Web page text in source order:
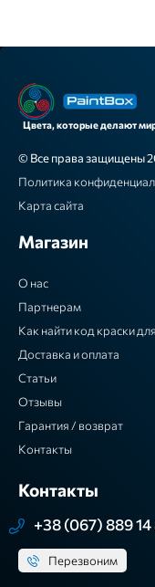
Цвета, которые делают
© Все права защищены
Политика
Карта сайта
Магазин
О нас
Партнерам
Как найти код краски
Доставка и оплата
Статьи
Отзывы
Гарантия / возврат
Контакты
Контакты
+38 (067) 889 14
Перезвоним